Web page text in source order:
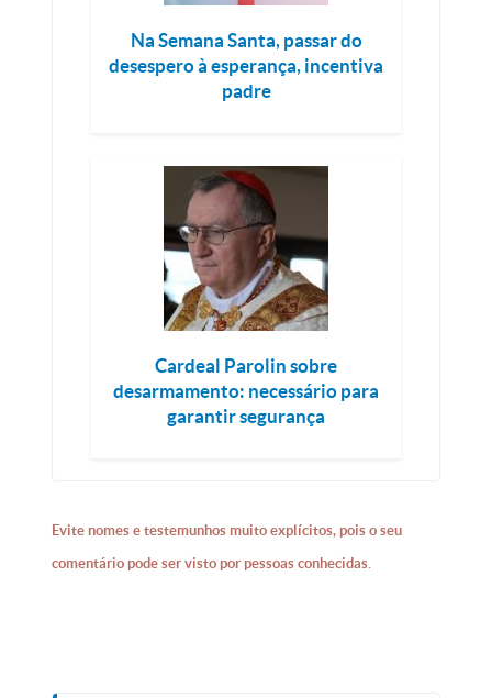
Na Semana Santa, passar do
desespero à esperança, incentiva
padre
Cardeal Parolin sobre
desarmamento: necessário para
garantir segurança
Evite nomes e testemunhos muito explícitos, pois o seu
comentário pode ser visto por pessoas conhecidas.